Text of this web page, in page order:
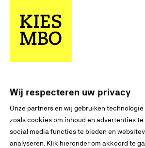
Voeding- en leefstijladviseur
Audicien
Technisch oogheelkundig
Wij respecteren uw privacy
Onze partners en wij gebruiken
zoals cookies om inhoud en advertenties
social media functies te bieden en
analyseren. Klik hieronder om akkoord te